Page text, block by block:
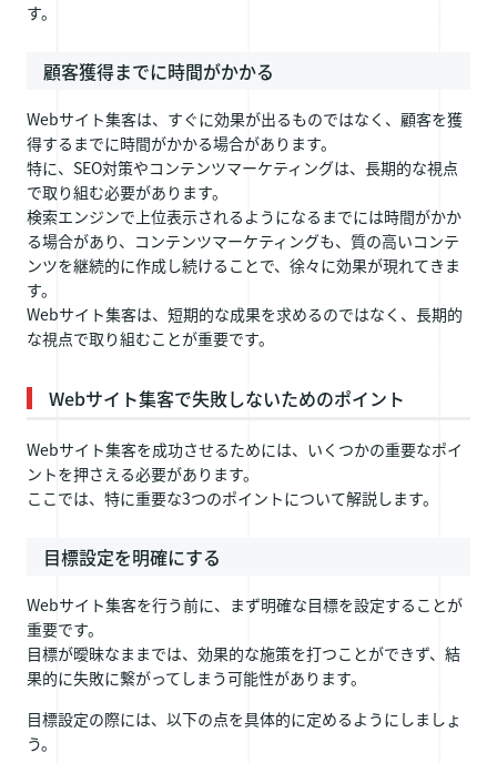
す。
顧客獲得までに時間がかかる
Webサイト集客は、すぐに効果が出るものではなく、顧客を獲
得するまでに時間がかかる場合があります。
特に、SEO対策やコンテンツマーケティングは、長期的な視点
で取り組む必要があります。
検索エンジンで上位表示されるようになるまでには時間がかか
る場合があり、コンテンツマーケティングも、質の高いコンテ
ンツを継続的に作成し続けることで、徐々に効果が現れてきま
す。
Webサイト集客は、短期的な成果を求めるのではなく、長期的
な視点で取り組むことが重要です。
Webサイト集客で失敗しないためのポイント
Webサイト集客を成功させるためには、いくつかの重要なポイ
ントを押さえる必要があります。
ここでは、特に重要な3つのポイントについて解説します。
目標設定を明確にする
Webサイト集客を行う前に、まず明確な目標を設定することが
重要です。
目標が曖昧なままでは、効果的な施策を打つことができず、結
果的に失敗に繋がってしまう可能性があります。
目標設定の際には、以下の点を具体的に定めるようにしましょ
う。